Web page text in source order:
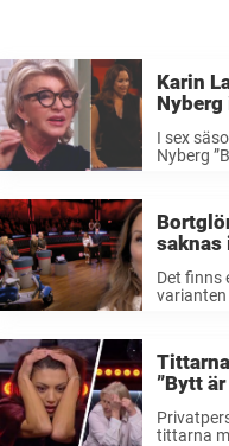
Karin
Nyberg
I sex
Nyberg
saknas
Det finns
varianten
”Bytt
tittarna